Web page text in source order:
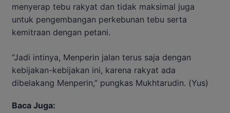
menyerap tebu rakyat dan tidak maksimal juga
untuk pengembangan perkebunan tebu serta
kemitraan dengan petani.
“Jadi intinya, Menperin jalan terus saja dengan
kebijakan-kebijakan ini, karena rakyat ada
dibelakang Menperin,” pungkas Mukhtarudin. (Yus)
Baca Juga: